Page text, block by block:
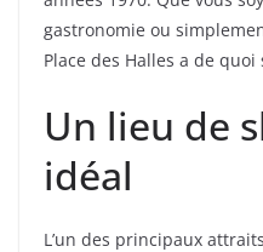
gastronomie ou
Place des Halles a de
Un lieu de
idéal
L’un des principaux